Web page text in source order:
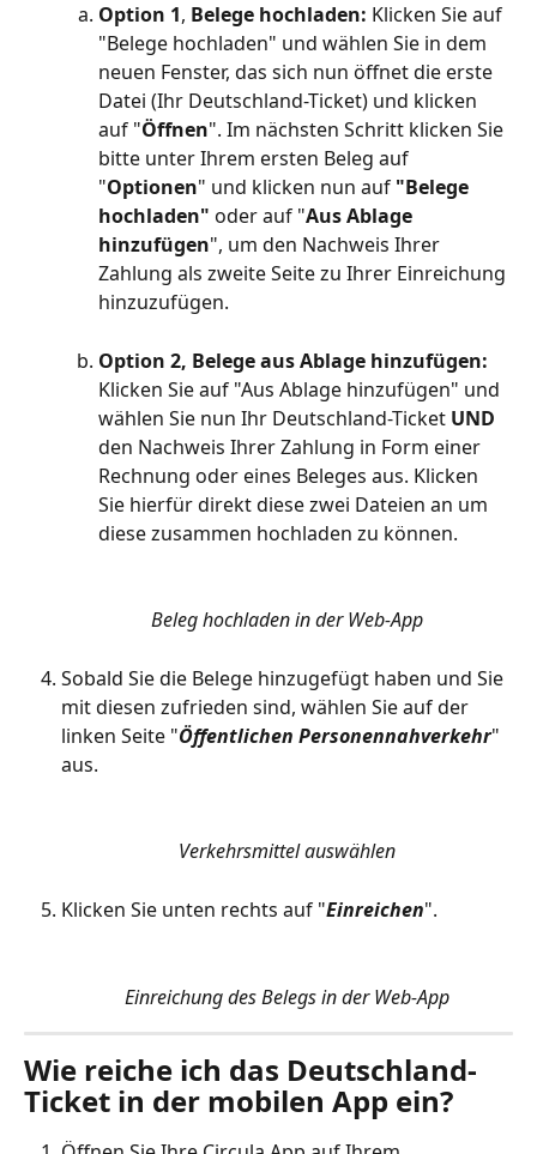
Option 1, Belege hochladen: Klicken Sie auf
"Belege hochladen" und wählen Sie in dem
neuen Fenster, das sich nun öffnet die erste
Datei (Ihr Deutschland-Ticket) und klicken
auf "Öffnen". Im nächsten Schritt klicken Sie
bitte unter Ihrem ersten Beleg auf
"Optionen" und klicken nun auf "Belege
hochladen" oder auf "Aus Ablage
hinzufügen", um den Nachweis Ihrer
Zahlung als zweite Seite zu Ihrer Einreichung
hinzuzufügen.
Option 2, Belege aus Ablage hinzufügen:
Klicken Sie auf "Aus Ablage hinzufügen" und
wählen Sie nun Ihr Deutschland-Ticket UND
den Nachweis Ihrer Zahlung in Form einer
Rechnung oder eines Beleges aus. Klicken
Sie hierfür direkt diese zwei Dateien an um
diese zusammen hochladen zu können.
Beleg hochladen in der Web-App
Sobald Sie die Belege hinzugefügt haben und Sie
mit diesen zufrieden sind, wählen Sie auf der
linken Seite "Öffentlichen Personennahverkehr"
aus.
Verkehrsmittel auswählen
Klicken Sie unten rechts auf "Einreichen".
Einreichung des Belegs in der Web-App
Wie reiche ich das Deutschland-
Ticket in der mobilen App ein?